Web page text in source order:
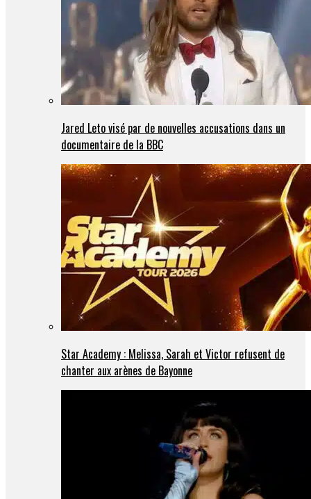
Jared Leto visé par de nouvelles accusations dans un
documentaire de la BBC
Star Academy : Melissa, Sarah et Victor refusent de
chanter aux arènes de Bayonne